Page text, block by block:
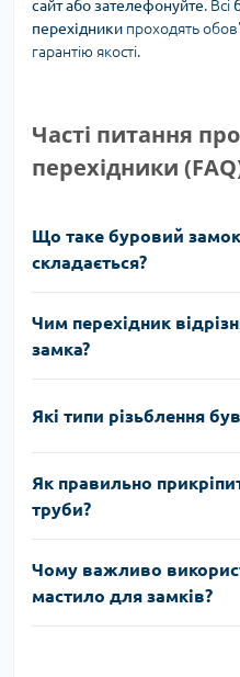
сайт або зателефонуйте. Всі
перехідники проходять
гарантію якості.
Часті питання
перехідники
Що таке буровий замок
складається?
Чим перехідник
замка?
Які типи різьблення
Як правильно
труби?
Чому важливо
мастило для замків?